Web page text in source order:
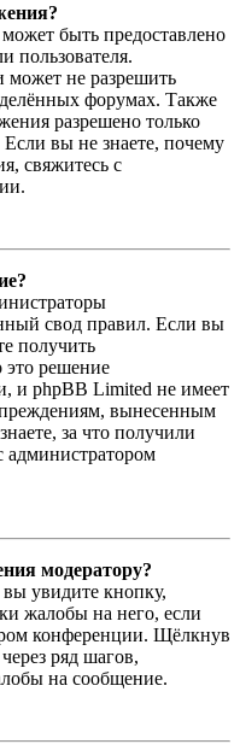
быть предоставлено
пользователя.
может не разрешить
форумах. Также
разрешено только
вы не знаете, почему
свяжитесь с
свод правил. Если вы
получить
это решение
и phpBB Limited не имеет
вынесенным
за что получили
администратором
модератору?
увидите кнопку,
жалобы на него, если
конференции. Щёлкнув
ряд шагов,
на сообщение.